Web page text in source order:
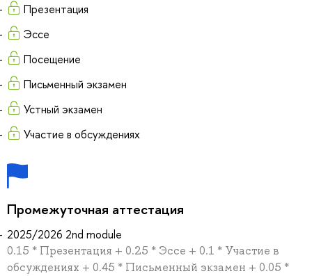
Презентация
Эссе
Посещение
Письменный экзамен
Устный экзамен
Участие в обсуждениях
Промежуточная аттестация
2025/2026 2nd module
0.15 * Презентация + 0.25 * Эссе + 0.1 * Участие в
обсуждениях + 0.45 * Письменный экзамен + 0.05 *